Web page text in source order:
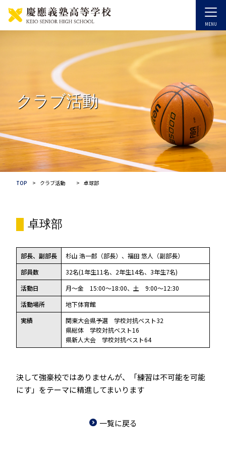
クラブ活動
TOP クラブ活動 卓球部
卓球部
部長、副部長
杉山 浩一郎（部長）、福田 悠人（副部長）
部員数
32名(1年生11名、2年生14名、3年生7名)
活動日
月～金 15:00～18:00、土 9:00～12:30
活動場所
地下体育館
実績
関東大会県予選 学校対抗ベスト32
県総体 学校対抗ベスト16
県新人大会 学校対抗ベスト64
決して強豪校ではありませんが、「練習は不可能を可能
にす」をテーマに精進してまいります
一覧に戻る